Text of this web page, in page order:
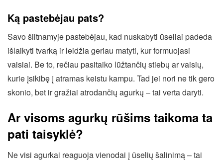
Ką pastebėjau pats?
Savo šiltnamyje pastebėjau, kad nuskabyti ūseliai padeda
išlaikyti tvarką ir leidžia geriau matyti, kur formuojasi
vaisiai. Be to, rečiau pasitaiko lūžtančių stiebų ar vaisių,
kurie įsikibę į atramas keistu kampu. Tad jei nori ne tik gero
skonio, bet ir gražiai atrodančių agurkų – tai verta daryti.
Ar visoms agurkų rūšims taikoma ta
pati taisyklė?
Ne visi agurkai reaguoja vienodai į ūselių šalinimą – tai